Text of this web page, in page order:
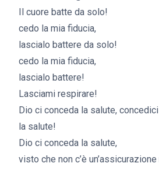
Il cuore batte da solo!
cedo la mia fiducia,
lascialo battere da solo!
cedo la mia fiducia,
lascialo battere!
Lasciami respirare!
Dio ci conceda la salute,
la salute!
Dio ci conceda la salute,
visto che non c’è